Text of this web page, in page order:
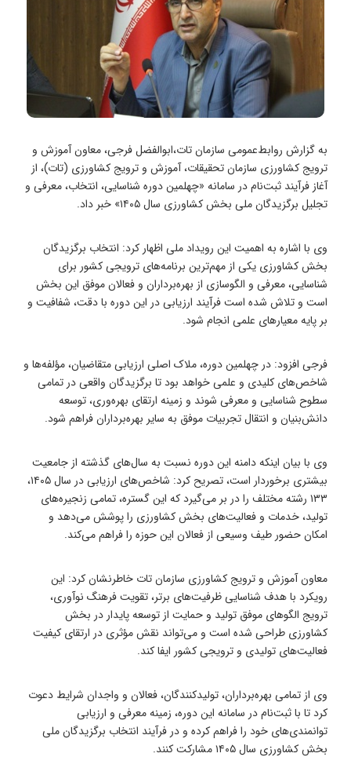
به گزارش روابط‌عمومی سازمان تات،ابوالفضل فرجی، معاون آموزش و
ترویج کشاورزی سازمان تحقیقات، آموزش و ترویج کشاورزی (تات)، از
آغاز فرآیند ثبت‌نام در سامانه «چهلمین دوره شناسایی، انتخاب، معرفی و
تجلیل برگزیدگان ملی بخش کشاورزی سال ۱۴۰۵» خبر داد.
وی با اشاره به اهمیت این رویداد ملی اظهار کرد: انتخاب برگزیدگان
بخش کشاورزی یکی از مهم‌ترین برنامه‌های ترویجی کشور برای
شناسایی، معرفی و الگوسازی از بهره‌برداران و فعالان موفق این بخش
است و تلاش شده است فرآیند ارزیابی در این دوره با دقت، شفافیت و
بر پایه معیارهای علمی انجام شود.
فرجی افزود: در چهلمین دوره، ملاک اصلی ارزیابی متقاضیان، مؤلفه‌ها و
شاخص‌های کلیدی و علمی خواهد بود تا برگزیدگان واقعی در تمامی
سطوح شناسایی و معرفی شوند و زمینه ارتقای بهره‌وری، توسعه
دانش‌بنیان و انتقال تجربیات موفق به سایر بهره‌برداران فراهم شود.
وی با بیان اینکه دامنه این دوره نسبت به سال‌های گذشته از جامعیت
بیشتری برخوردار است، تصریح کرد: شاخص‌های ارزیابی در سال ۱۴۰۵،
۱۳۳ رشته مختلف را در بر می‌گیرد که این گستره، تمامی زنجیره‌های
تولید، خدمات و فعالیت‌های بخش کشاورزی را پوشش می‌دهد و
امکان حضور طیف وسیعی از فعالان این حوزه را فراهم می‌کند.
معاون آموزش و ترویج کشاورزی سازمان تات خاطرنشان کرد: این
رویکرد با هدف شناسایی ظرفیت‌های برتر، تقویت فرهنگ نوآوری،
ترویج الگوهای موفق تولید و حمایت از توسعه پایدار در بخش
کشاورزی طراحی شده است و می‌تواند نقش مؤثری در ارتقای کیفیت
فعالیت‌های تولیدی و ترویجی کشور ایفا کند.
وی از تمامی بهره‌برداران، تولیدکنندگان، فعالان و واجدان شرایط دعوت
کرد تا با ثبت‌نام در سامانه این دوره، زمینه معرفی و ارزیابی
توانمندی‌های خود را فراهم کرده و در فرآیند انتخاب برگزیدگان ملی
بخش کشاورزی سال ۱۴۰۵ مشارکت کنند.